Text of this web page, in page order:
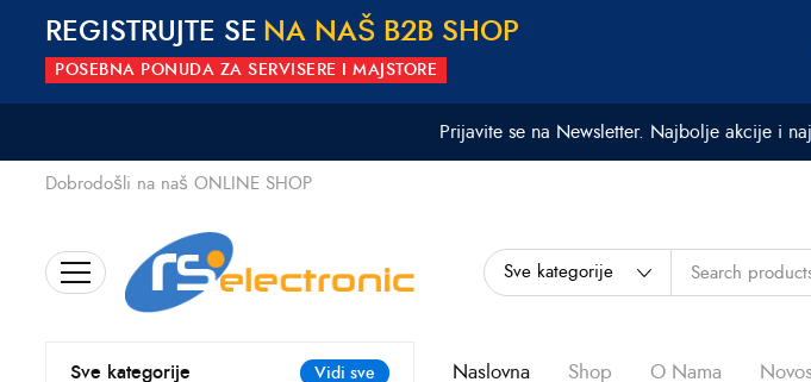
REGISTRUJTE SE NA NAŠ B2B S H OP
POSEBNA PONUDA ZA SERVISERE I MAJSTORE
Prijavite se na Newsletter. Najbolje akcije i
Dobrodošli na naš ONLINE SHOP
Sve kategorije Vidi sve Naslovna Shop O Nama